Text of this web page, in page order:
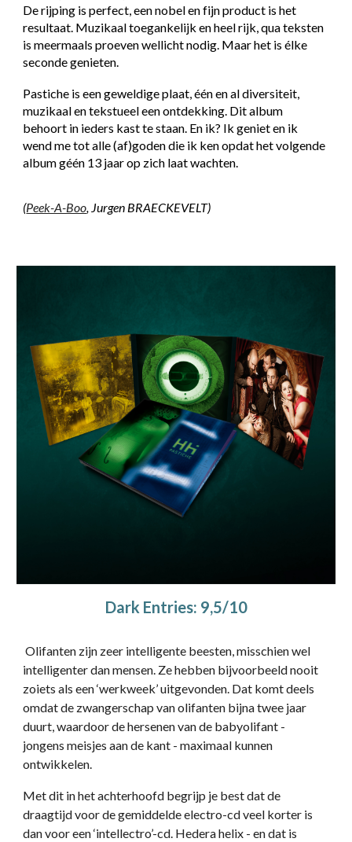
De rijping is perfect, een nobel en fijn product is het
resultaat. Muzikaal toegankelijk en heel rijk, qua teksten
is meermaals proeven wellicht nodig. Maar het is élke
seconde genieten.
Pastiche is een geweldige plaat, één en al diversiteit,
muzikaal en tekstueel een ontdekking. Dit album
behoort in ieders kast te staan. En ik? Ik geniet en ik
wend me tot alle (af)goden die ik ken opdat het volgende
album géén 13 jaar op zich laat wachten.
(Peek-A-Boo, Jurgen BRAECKEVELT)
Dark Entries: 9,5/10
Olifanten zijn zeer intelligente beesten, misschien wel
intelligenter dan mensen. Ze hebben bijvoorbeeld nooit
zoiets als een ‘werkweek’ uitgevonden. Dat komt deels
omdat de zwangerschap van olifanten bijna twee jaar
duurt, waardoor de hersenen van de babyolifant -
jongens meisjes aan de kant - maximaal kunnen
ontwikkelen.
Met dit in het achterhoofd begrijp je best dat de
draagtijd voor de gemiddelde electro-cd veel korter is
dan voor een ‘intellectro’-cd. Hedera helix - en dat is